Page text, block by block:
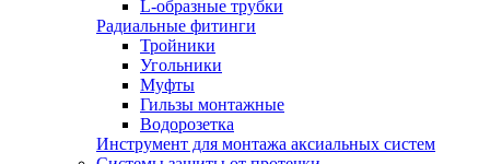
L-образные трубки
Радиальные фитинги
Тройники
Угольники
Муфты
Гильзы монтажные
Водорозетка
Инструмент для монтажа аксиальных систем